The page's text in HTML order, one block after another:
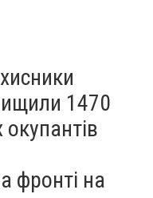
1470
окупантів
фронті на